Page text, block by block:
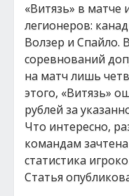
«Витязь» в матче
легионеров:
Волзер и Спайло.
соревнований
на матч лишь
этого, «Витязь»
рублей за
Что интересно,
командам
статистика
Статья